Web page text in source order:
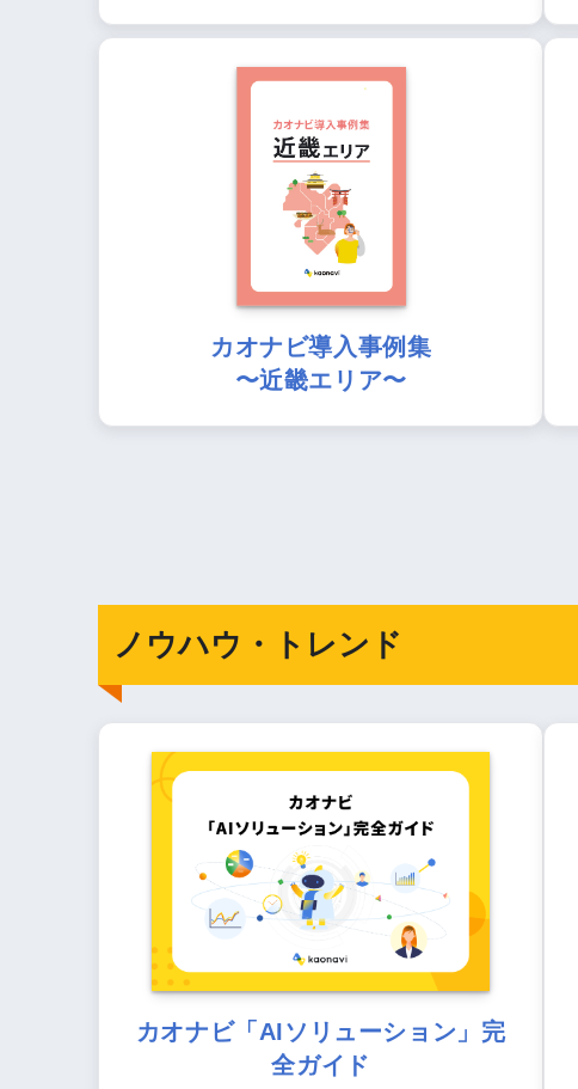
カオナビ導入事例集
〜近畿エリア〜
ノウハウ・トレンド
カオナビ「AIソリューション」完
全ガイド